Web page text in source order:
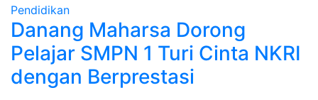
Pendidikan
Danang Maharsa Dorong
Pelajar SMPN 1 Turi Cinta NKRI
dengan Berprestasi